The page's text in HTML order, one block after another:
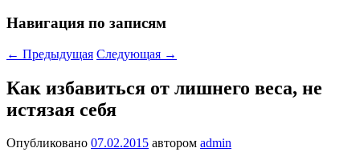
Навигация по записям
← Предыдущая Следующая →
Как избавиться от лишнего веса, не
истязая себя
Опубликовано 07.02.2015 автором admin